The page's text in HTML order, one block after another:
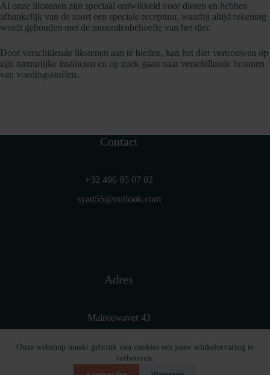
Onze webshop maakt gebruik van cookies om jouw winkelervaring te
verbeteren.
Al onze likstenen zijn speciaal ontwikkeld voor dieren en hebben
afhankelijk van de soort een speciale receptuur, waarbij altijd rekening
wordt gehouden met de mineralenbehoefte van het dier.
Door verschillende likstenen aan te bieden, kan het dier vertrouwen op
zijn natuurlijke instincten en op zoek gaan naar verschillende bronnen
van voedingsstoffen.
Contact
+32 496 95 07 02
syan55@outlook.com
Adres
Malosewaver 43
België